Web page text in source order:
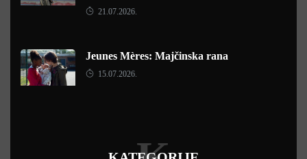
21.07.2026.
Jeunes Mères: Majčinska rana
15.07.2026.